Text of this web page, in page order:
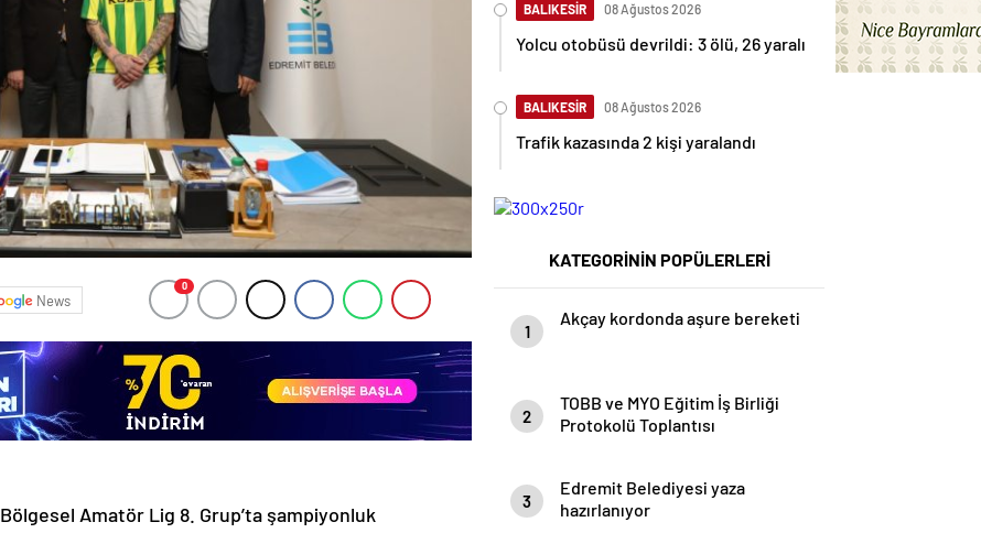
News
0
Bölgesel Amatör Lig 8. Grup’ta şampiyonluk
BALIKESİR 08 Ağustos 2026
Yolcu otobüsü devrildi: 3 ölü, 26 yaralı
BALIKESİR 08 Ağustos 2026
Trafik kazasında 2 kişi yaralandı
KATEGORİNİN POPÜLERLERİ
1
Akçay kordonda aşure bereketi
2
TOBB ve MYO Eğitim İş Birliği
Protokolü Toplantısı
3
Edremit Belediyesi yaza
hazırlanıyor